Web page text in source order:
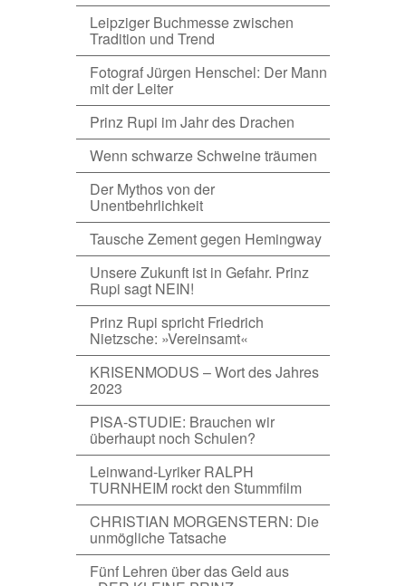
Leipziger Buchmesse zwischen
Tradition und Trend
Fotograf Jürgen Henschel: Der Mann
mit der Leiter
Prinz Rupi im Jahr des Drachen
Wenn schwarze Schweine träumen
Der Mythos von der
Unentbehrlichkeit
Tausche Zement gegen Hemingway
Unsere Zukunft ist in Gefahr. Prinz
Rupi sagt NEIN!
Prinz Rupi spricht Friedrich
Nietzsche: »Vereinsamt«
KRISENMODUS – Wort des Jahres
2023
PISA-STUDIE: Brauchen wir
überhaupt noch Schulen?
Leinwand-Lyriker RALPH
TURNHEIM rockt den Stummfilm
CHRISTIAN MORGENSTERN: Die
unmögliche Tatsache
Fünf Lehren über das Geld aus